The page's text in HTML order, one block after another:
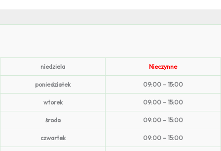
niedziela Nieczynne
poniedziałek 09:00 – 15:00
wtorek 09:00 – 15:00
środa 09:00 – 15:00
czwartek 09:00 – 15:00